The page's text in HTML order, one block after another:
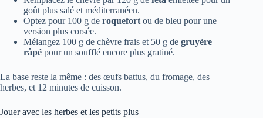
goût plus salé et méditerranéen.
Optez pour 100 g de roquefort ou de bleu pour une
version plus corsée.
Mélangez 100 g de chèvre frais et 50 g de gruyère
râpé pour un soufflé encore plus gratiné.
La base reste la même : des œufs battus, du fromage, des
herbes, et 12 minutes de cuisson.
Jouer avec les herbes et les petits plus